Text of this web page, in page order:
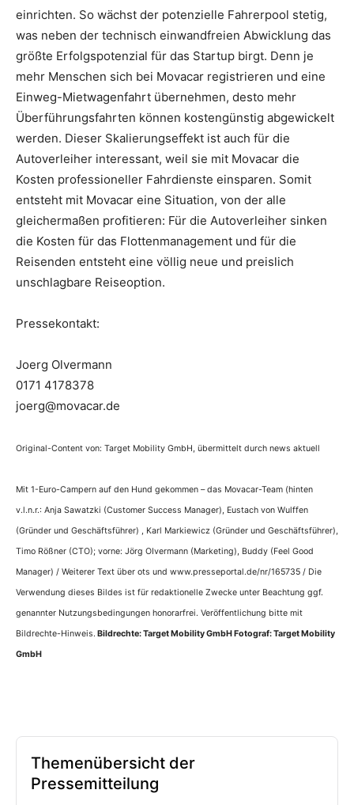
einrichten. So wächst der potenzielle Fahrerpool stetig,
was neben der technisch einwandfreien Abwicklung das
größte Erfolgspotenzial für das Startup birgt. Denn je
mehr Menschen sich bei Movacar registrieren und eine
Einweg-Mietwagenfahrt übernehmen, desto mehr
Überführungsfahrten können kostengünstig abgewickelt
werden. Dieser Skalierungseffekt ist auch für die
Autoverleiher interessant, weil sie mit Movacar die
Kosten professioneller Fahrdienste einsparen. Somit
entsteht mit Movacar eine Situation, von der alle
gleichermaßen profitieren: Für die Autoverleiher sinken
die Kosten für das Flottenmanagement und für die
Reisenden entsteht eine völlig neue und preislich
unschlagbare Reiseoption.
Pressekontakt:
Joerg Olvermann
0171 4178378
joerg@movacar.de
Original-Content von: Target Mobility GmbH, übermittelt durch news aktuell
Mit 1-Euro-Campern auf den Hund gekommen – das Movacar-Team (hinten
v.l.n.r.: Anja Sawatzki (Customer Success Manager), Eustach von Wulffen
(Gründer und Geschäftsführer) , Karl Markiewicz (Gründer und Geschäftsführer),
Timo Rößner (CTO); vorne: Jörg OIvermann (Marketing), Buddy (Feel Good
Manager) / Weiterer Text über ots und www.presseportal.de/nr/165735 / Die
Verwendung dieses Bildes ist für redaktionelle Zwecke unter Beachtung ggf.
genannter Nutzungsbedingungen honorarfrei. Veröffentlichung bitte mit
Bildrechte-Hinweis. Bildrechte: Target Mobility GmbH Fotograf: Target Mobility
GmbH
Themenübersicht der
Pressemitteilung